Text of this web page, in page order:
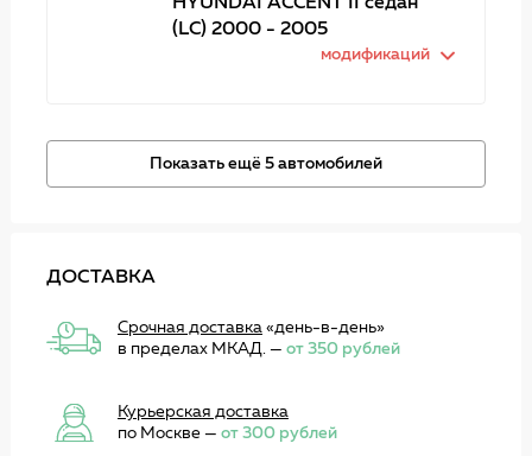
(LC) 2000 - 2005
модификаций
Показать ещё 5 автомобилей
ДОСТАВКА
Срочная доставка«день-в-день»
в пределах МКАД. — от 350 рублей
Курьерская доставка
по Москве — от 300 рублей